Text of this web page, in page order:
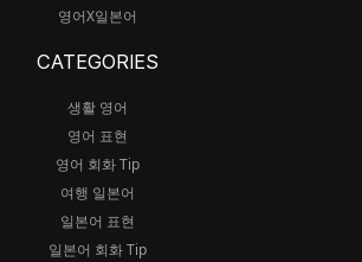
영어X일본어
CATEGORIES
생활 영어
영어 표현
영어 회화 Tip
여행 일본어
일본어 표현
일본어 회화 Tip